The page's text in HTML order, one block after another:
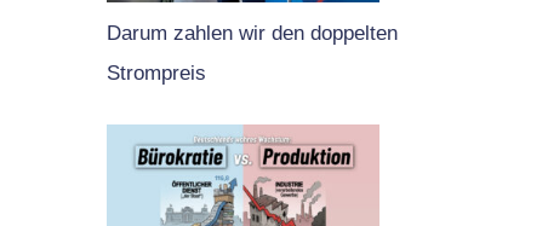
Darum zahlen wir den doppelten
Strompreis